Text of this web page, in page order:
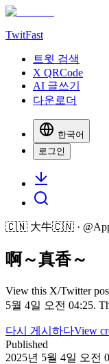
TwitFast
트윗 검색
X QRCode
AI 글쓰기
다운로더
한국어
로그인
🇨🇳 大牛🇨🇳 · @
啊～真香～
View this X/Twitter
5월 4일 오전 04:25.
다시 게시하다View
Published
2025년 5월 4일 오전